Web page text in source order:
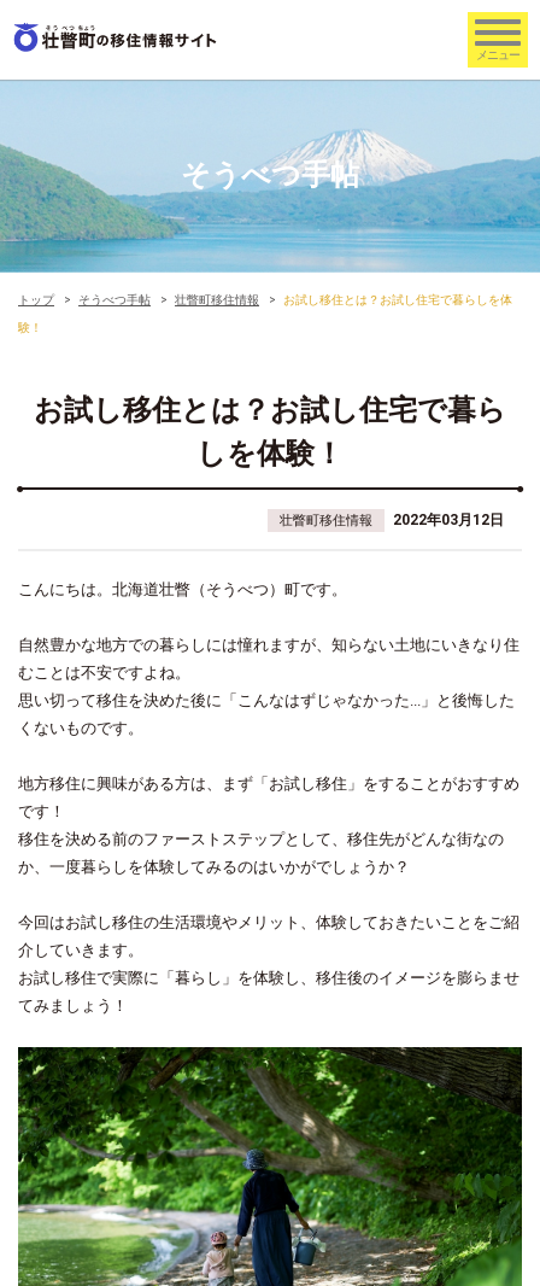
そうべつ手帖
トップ そうべつ手帖 壮瞥町移住情報 お試し移住とは？お試し住宅で暮らしを体
験！
お試し移住とは？お試し住宅で暮ら
しを体験！
壮瞥町移住情報 2022年03月12日
こんにちは。北海道壮瞥（そうべつ）町です。
自然豊かな地方での暮らしには憧れますが、知らない土地にいきなり住
むことは不安ですよね。
思い切って移住を決めた後に「こんなはずじゃなかった...」と後悔した
くないものです。
地方移住に興味がある方は、まず「お試し移住」をすることがおすすめ
です！
移住を決める前のファーストステップとして、移住先がどんな街なの
か、一度暮らしを体験してみるのはいかがでしょうか？
今回はお試し移住の生活環境やメリット、体験しておきたいことをご紹
介していきます。
お試し移住で実際に「暮らし」を体験し、移住後のイメージを膨らませ
てみましょう！